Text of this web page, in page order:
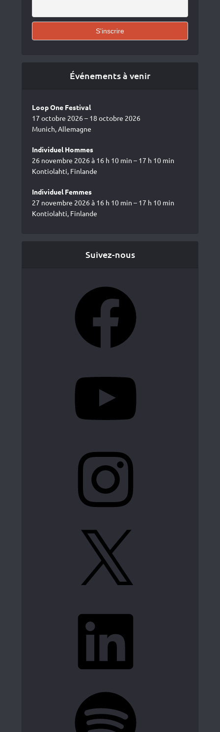
Événements à venir
Loop One Festival
17 octobre 2026 – 18 octobre 2026
Munich, Allemagne
Individuel Hommes
26 novembre 2026 à 16 h 10 min – 17 h 10 min
Kontiolahti, Finlande
Individuel Femmes
27 novembre 2026 à 16 h 10 min – 17 h 10 min
Kontiolahti, Finlande
Suivez-nous